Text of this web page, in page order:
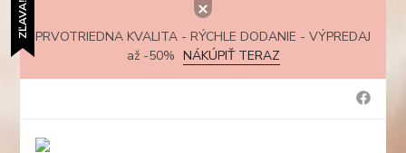
PRVOTRIEDNA KVALITA - RÝCHLE DODANIE - VÝPREDAJ
až -50% NÁKÚPIŤ TERAZ
ZĽAVA!